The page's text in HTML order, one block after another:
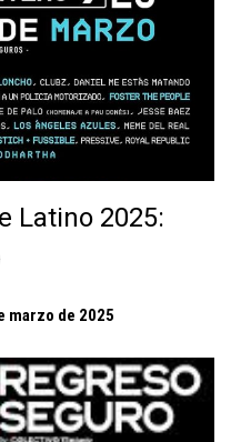
Latino 2025:
marzo de 2025